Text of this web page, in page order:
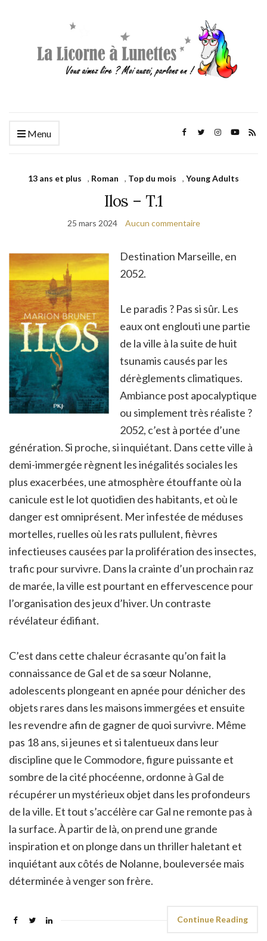
Menu
13 ans et plus , Roman , Top du mois , Young Adults
Ilos – T.1
25 mars 2024 Aucun commentaire
Destination Marseille, en
2052.
Le paradis ? Pas si sûr. Les
eaux ont englouti une partie
de la ville à la suite de huit
tsunamis causés par les
dérèglements climatiques.
Ambiance post apocalyptique
ou simplement très réaliste ?
2052, c’est à portée d’une
génération. Si proche, si inquiétant. Dans cette ville à
demi-immergée règnent les inégalités sociales les
plus exacerbées, une atmosphère étouffante où la
canicule est le lot quotidien des habitants, et où le
danger est omniprésent. Mer infestée de méduses
mortelles, ruelles où les rats pullulent, fièvres
infectieuses causées par la prolifération des insectes,
trafic pour survivre. Dans la crainte d’un prochain raz
de marée, la ville est pourtant en effervescence pour
l’organisation des jeux d’hiver. Un contraste
révélateur édifiant.
C’est dans cette chaleur écrasante qu’on fait la
connaissance de Gal et de sa sœur Nolanne,
adolescents plongeant en apnée pour dénicher des
objets rares dans les maisons immergées et ensuite
les revendre afin de gagner de quoi survivre. Même
pas 18 ans, si jeunes et si talentueux dans leur
discipline que le Commodore, figure puissante et
sombre de la cité phocéenne, ordonne à Gal de
récupérer un mystérieux objet dans les profondeurs
de la ville. Et tout s’accélère car Gal ne remonte pas à
la surface. À partir de là, on prend une grande
inspiration et on plonge dans un thriller haletant et
inquiétant aux côtés de Nolanne, bouleversée mais
déterminée à venger son frère.
Continue Reading